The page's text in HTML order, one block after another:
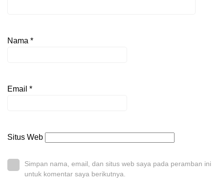
Nama *
Email *
Situs Web
Simpan nama, email, dan situs web saya pada peramban ini
untuk komentar saya berikutnya.